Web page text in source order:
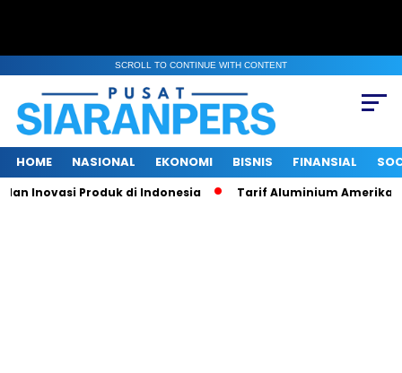
SCROLL TO CONTINUE WITH CONTENT
HOME NASIONAL EKONOMI BISNIS FINANSIAL
Inovasi Produk di Indonesia Tarif Aluminium Amerika Naik